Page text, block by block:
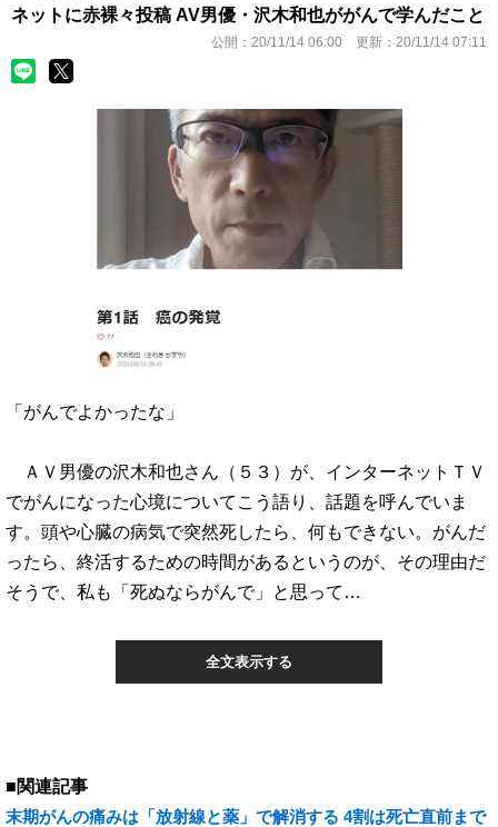
ネットに赤裸々投稿 AV男優・沢木和也ががんで学んだこと
公開： 20/11/14 06:00 更新： 20/11/14 07:11
「がんでよかったな」
ＡＶ男優の沢木和也さん（５３）が、インターネットＴＶ
でがんになった心境についてこう語り、話題を呼んでいま
す。頭や心臓の病気で突然死したら、何もできない。がんだ
ったら、終活するための時間があるというのが、その理由だ
そうで、私も「死ぬならがんで」と思って…
全文表示する
■関連記事
末期がんの痛みは「放射線と薬」で解消する 4割は死亡直前まで